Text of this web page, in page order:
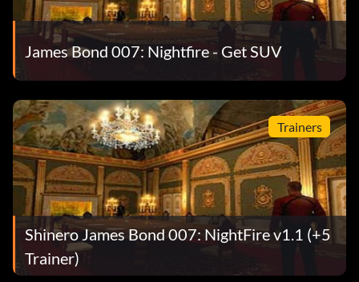
Gib den Code einVACUUM
Schalte Oddjob für den
Mehrspielermodus frei
Gib den Code einBOWLER
Schalte „Goldfinger“ für den
Mehrspielermodus frei
Gib den Code ein
James Bond 007: Nightfire - Get SUV
Trainers
Shinero James Bond 007: NightFire v1.1 (+5
Trainer)